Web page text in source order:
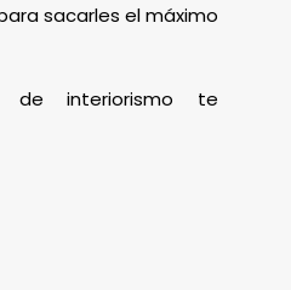
sacarles el máximo
de interiorismo te